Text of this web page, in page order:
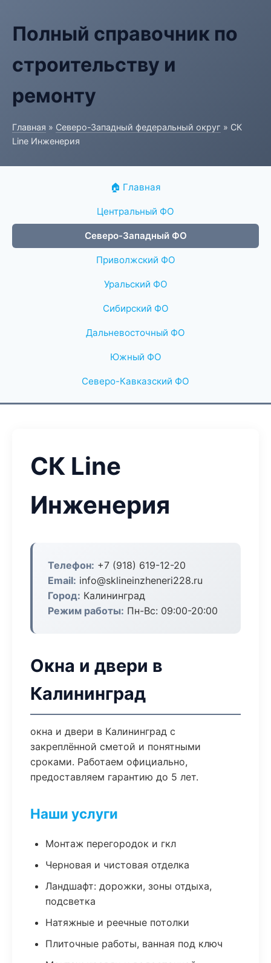
Полный справочник по
строительству и
ремонту
Главная » Северо-Западный федеральный округ » СК
Line Инженерия
🏠 Главная
Центральный ФО
Северо-Западный ФО
Приволжский ФО
Уральский ФО
Сибирский ФО
Дальневосточный ФО
Южный ФО
Северо-Кавказский ФО
СК Line
Инженерия
Телефон: +7 (918) 619-12-20
Email: info@sklineinzheneri228.ru
Город: Калининград
Режим работы: Пн-Вс: 09:00-20:00
Окна и двери в
Калининград
окна и двери в Калининград с
закреплённой сметой и понятными
сроками. Работаем официально,
предоставляем гарантию до 5 лет.
Наши услуги
Монтаж перегородок и гкл
Черновая и чистовая отделка
Ландшафт: дорожки, зоны отдыха,
подсветка
Натяжные и реечные потолки
Плиточные работы, ванная под ключ